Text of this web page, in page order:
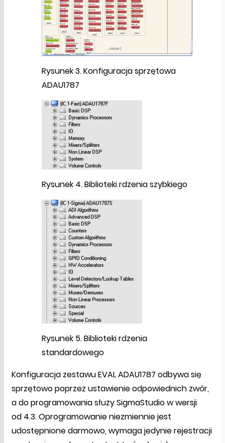
Rysunek 3. Konfiguracja sprzętowa
ADAU1787
Rysunek 4. Biblioteki rdzenia szybkiego
Rysunek 5. Biblioteki rdzenia
standardowego
Konfiguracja zestawu EVAL ADAU1787 odbywa się
sprzętowo poprzez ustawienie odpowiednich zwór,
a do programowania służy SigmaStudio w wersji
od 4.3. Oprogramowanie niezmiennie jest
udostępnione darmowo, wymaga jedynie rejestracji